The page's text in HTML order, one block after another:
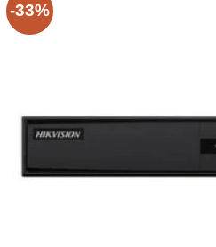
-33%